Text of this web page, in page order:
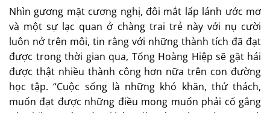
Nhìn gương mặt cương nghị, đôi mắt lấp lánh ước mơ
và một sự lạc quan ở chàng trai trẻ này với nụ cười
luôn nở trên môi, tin rằng với những thành tích đã đạt
được trong thời gian qua, Tống Hoàng Hiệp sẽ gặt hái
được thật nhiều thành công hơn nữa trên con đường
học tập. “Cuộc sống là những khó khăn, thử thách,
muốn đạt được những điều mong muốn phải cố gắng